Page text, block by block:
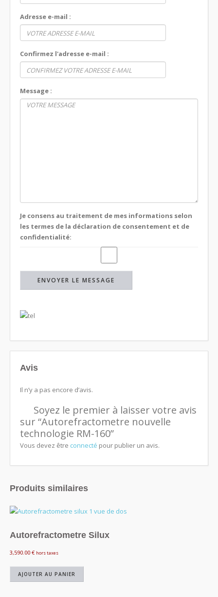
Adresse e-mail :
Confirmez l'adresse e-mail :
Message :
Je consens au traitement de mes informations selon
les termes de la déclaration de consentement et de
confidentialité:
Avis
Il n’y a pas encore d’avis.
Soyez le premier à laisser votre avis
sur “Autorefractometre nouvelle
technologie RM-160”
Vous devez être connecté pour publier un avis.
Produits similaires
Autorefractometre Silux
3,590.00 € hors taxes
AJOUTER AU PANIER